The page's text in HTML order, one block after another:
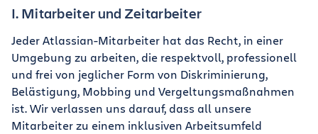
I. Mitarbeiter und Zeitarbeiter
Jeder Atlassian-Mitarbeiter hat das Recht, in einer
Umgebung zu arbeiten, die respektvoll, professionell
und frei von jeglicher Form von Diskriminierung,
Belästigung, Mobbing und Vergeltungsmaßnahmen
ist. Wir verlassen uns darauf, dass all unsere
Mitarbeiter zu einem inklusiven Arbeitsumfeld